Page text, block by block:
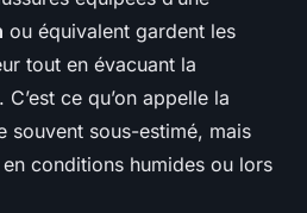
ou équivalent gardent les
tout en évacuant la
ce qu’on appelle la
souvent sous-estimé, mais
conditions humides ou lors